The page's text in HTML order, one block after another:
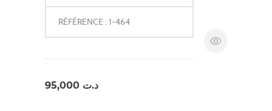
RÉFÉRENCE : 1-464
د.ت